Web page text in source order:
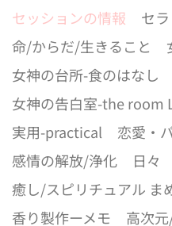
セッションの情報
セ
命/からだ/生きること
女神の台所-食のはなし
女神の告白室-the room
実用-practical
恋愛・
感情の解放/浄化
日々
癒し/スピリチュアル ま
香り製作ーメモ
高次